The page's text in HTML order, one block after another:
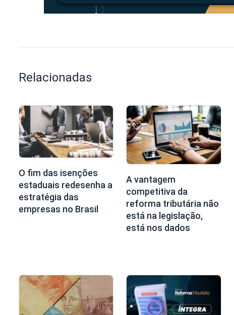
Relacionadas
O fim das isenções
estaduais redesenha a
estratégia das
empresas no Brasil
A vantagem
competitiva da
reforma tributária não
está na legislação,
está nos dados